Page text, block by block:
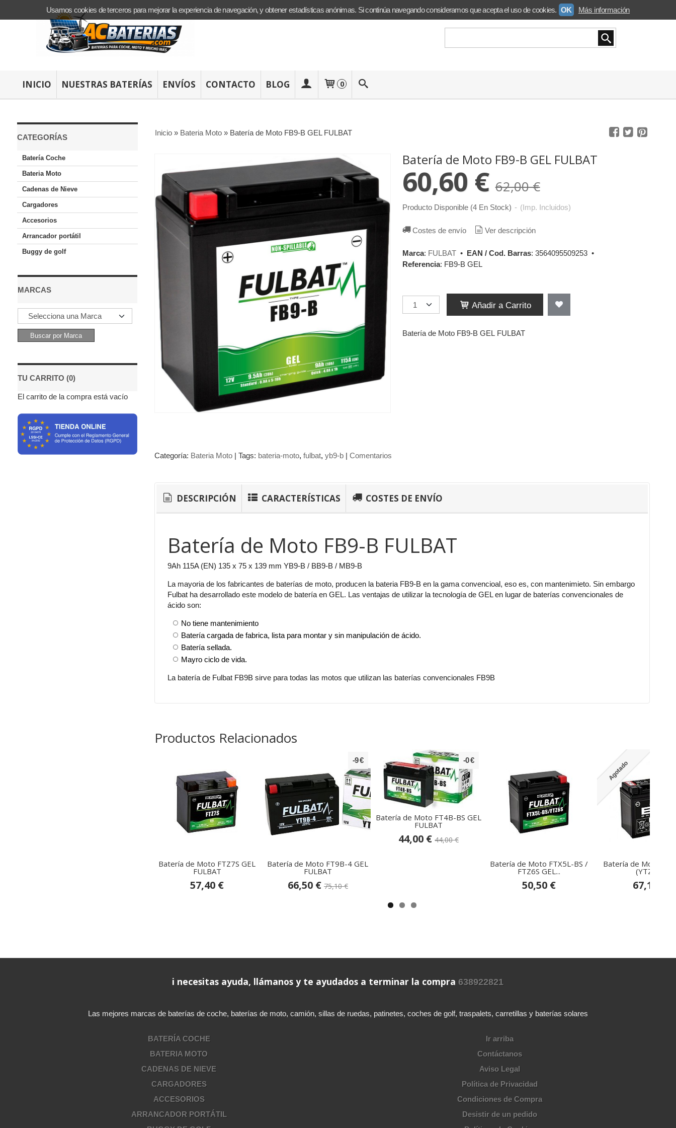
INICIO NUESTRAS BATERÍAS ENVÍOS CONTACTO BLOG 0
CATEGORÍAS
Batería Coche
Bateria Moto
Cadenas de Nieve
Cargadores
Accesorios
Arrancador portátil
Buggy de golf
MARCAS
TU CARRITO (0)
El carrito de la compra está vacío
Inicio» Bateria Moto» Batería de Moto FB9-B GEL FULBAT
Batería de Moto FB9-B GEL FULBAT
60,60 €62,00 €
Producto Disponible (4 En Stock) - (Imp. Incluidos)
Costes de envío Ver descripción
Marca: FULBAT• EAN / Cod. Barras: 3564095509253•
Referencia: FB9-B GEL
Añadir a Carrito
Batería de Moto FB9-B GEL FULBAT
Categoría: Bateria Moto| Tags: bateria-moto fulbat yb9-b | Comentarios
DESCRIPCIÓN CARACTERÍSTICAS COSTES DE ENVÍO
Batería de Moto FB9-B FULBAT
9Ah 115A (EN) 135 x 75 x 139 mm YB9-B / BB9-B / MB9-B
La mayoria de los fabricantes de baterías de moto, producen la bateria FB9-B en la gama convencioal, eso es, con mantenimieto. Sin embargo
Fulbat ha desarrollado este modelo de batería en GEL. Las ventajas de utilizar la tecnología de GEL en lugar de baterías convencionales de
ácido son:
No tiene mantenimiento
Batería cargada de fabrica, lista para montar y sin manipulación de ácido.
Batería sellada.
Mayro ciclo de vida.
La batería de Fulbat FB9B sirve para todas las motos que utilizan las baterías convencionales FB9B
Productos Relacionados
Batería de Moto FTZ7S GEL
FULBAT
57,40 €
-9 €
Batería de Moto FT9B-4 GEL
FULBAT
66,50 € 75,10 €
-0 €
Batería de Moto FT4B-BS GEL
FULBAT
44,00 € 44,00 €
Batería de Moto FTX5L-BS /
FTZ6S GEL...
50,50 €
Agotado
Batería de Moto BS
(YTZ7S)
67,12 €
i necesitas ayuda, llámanos y te ayudados a terminar la compra 638922821
Las mejores marcas de baterías de coche, baterías de moto, camión, sillas de ruedas, patinetes, coches de golf, traspalets, carretillas y baterías solares
BATERÍA COCHE
BATERIA MOTO
CADENAS DE NIEVE
CARGADORES
ACCESORIOS
ARRANCADOR PORTÁTIL
Ir arriba
Contáctanos
Aviso Legal
Política de Privacidad
Condiciones de Compra
Desistir de un pedido
Usamos cookies de terceros para mejorar la experiencia de navegación, y obtener estadísticas anónimas. Si continúa navegando consideramos que acepta el uso de cookies. OK Más información